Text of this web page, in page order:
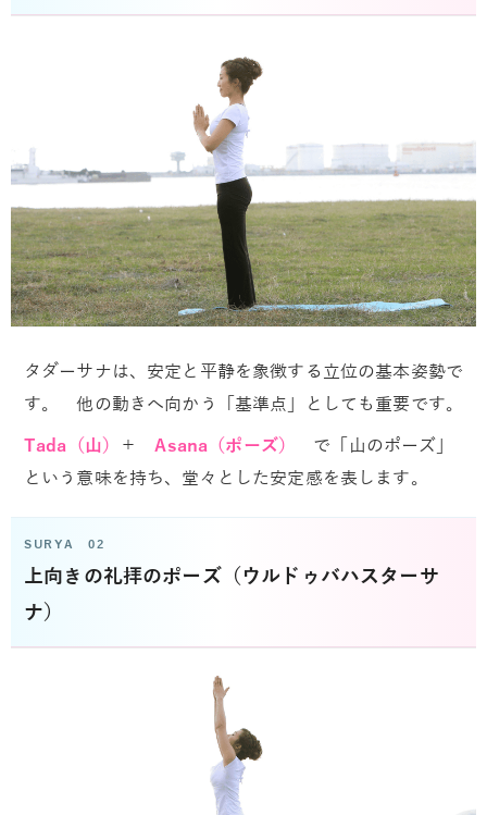
タダーサナは、安定と平静を象徴する立位の基本姿勢で
す。 他の動きへ向かう「基準点」としても重要です。
Tada（山） ＋Asana（ポーズ）
で「山のポーズ」
という意味を持ち、堂々とした安定感を表します。
SURYA 02
上向きの礼拝のポーズ（ウルドゥバハスターサ
ナ）